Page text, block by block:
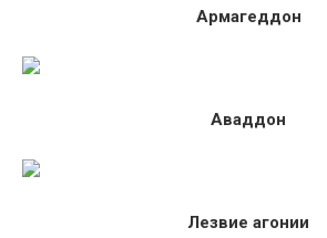
Армагеддон
Аваддон
Лезвие агонии